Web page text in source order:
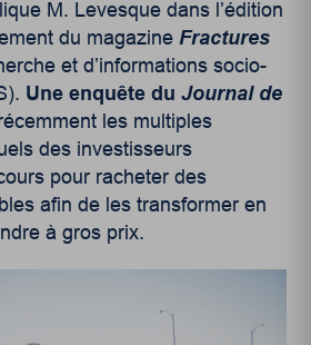
M. Levesque dans l’édition
du magazineFractures
et d’informations socio-
Une enquête duJournal de
les multiples
des investisseurs
pour racheter des
afin de les transformer en
à gros prix.